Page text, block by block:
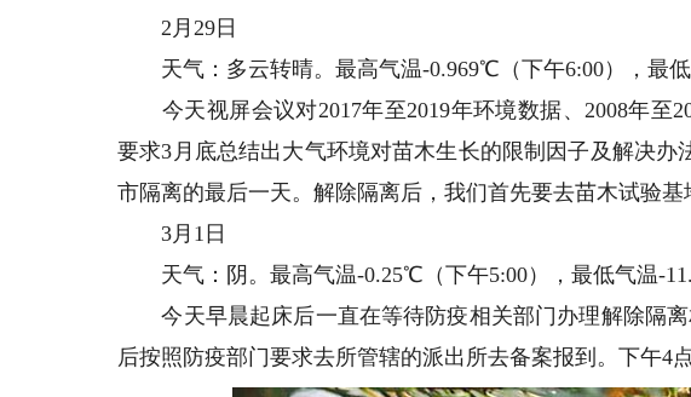
2月29日
天气：多云转晴。最高气温-0.969℃（下午6:00），最低
今天视屏会议对2017年至2019年环境数据、2008年至
要求3月底总结出大气环境对苗木生长的限制因子及解决办
市隔离的最后一天。解除隔离后，我们首先要去苗木试验基
3月1日
天气：阴。最高气温-0.25℃（下午5:00），最低气温-
今天早晨起床后一直在等待防疫相关部门办理解除隔离
后按照防疫部门要求去所管辖的派出所去备案报到。下午4